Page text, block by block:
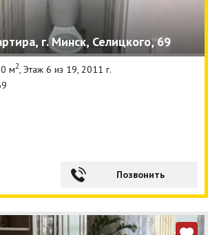
г. Минск, Селицкого, 69
м2 , Этаж 6 из 19, 2011 г.
Позвонить